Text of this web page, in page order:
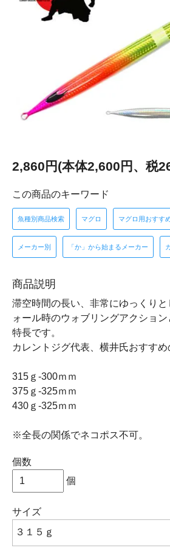
2,860円(本体2,600円、税
この商品のキーワード
魚種別商品検索 マグロ マグロ用おすす
メーカー別 「か」から始まるメーカー
商品説明
滞空時間の長い、非常にゆっくり
ォール時のウォブリングアクショ
特長です。
カレントジグ代表、横井氏おすすめ
315ｇ-300ｍｍ
375ｇ-325ｍｍ
430ｇ-325ｍｍ
※全長の関係でネコポス不可。
個数
個
サイズ